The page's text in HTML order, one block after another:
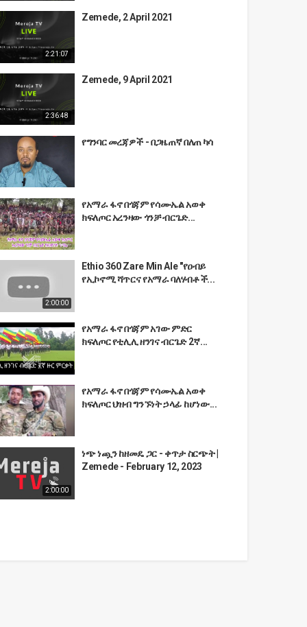
2:21:07
Zemede, 2 April 2021
2:36:48
Zemede, 9 April 2021
የግንባር መረጃዎች - በጋዜጠኛ በለጠ ካሳ
የአማራ ፋኖ በጎጃም የሳሙኤል አወቀ
ክፍለጦር አረንዛው ጎንቻ ብርጌድ...
2:00:00
Ethio 360 Zare Min Ale "የዐብይ
የኢኮኖሚ ሻጥርና የአማራ ባለሃብቶች...
የአማራ ፋኖ በጎጃም አገው ምድር
ክፍለጦር የቲሊሊ ዘንገና ብርጌድ 2ኛ...
የአማራ ፋኖ በጎጃም የሳሙኤል አወቀ
ክፍለጦር ህዝብ ግንኙነት ኃላፊ ከሆነው...
2:00:00
ነጭ ነጯን ከዘመዴ ጋር - ቀጥታ ስርጭት |
Zemede - February 12, 2023